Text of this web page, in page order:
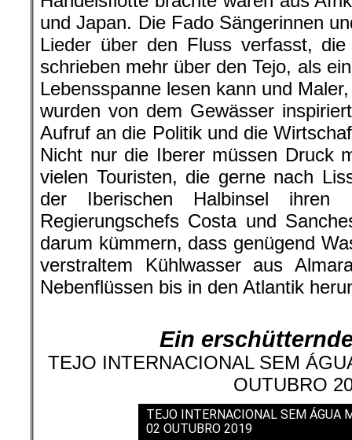
und Japan. Die Fado Sängerinnen
Lieder über den Fluss verfasst,
schrieben mehr über den Tejo, als
Lebensspanne lesen kann und
wurden von dem Gewässer
Aufruf an die Politik und die
Nicht nur die Iberer müssen Druck
vielen Touristen, die gerne nach
der Iberischen Halbinsel ihren
Regierungschefs Costa und
darum kümmern, dass genügend
verstraltem Kühlwasser aus
Nebenflüssen bis in den Atlantik
Ein
TEJO INTERNACIONAL SEM
OUTUBRO
TEJO INTERNACIONAL SEM ÁGUA
02 OUTUBRO 2019